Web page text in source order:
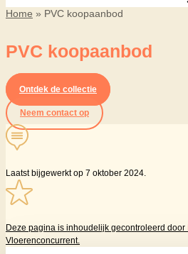
Home » PVC koopaanbod
PVC koopaanbod
Ontdek de collectie
Neem contact op
Laatst bijgewerkt op 7 oktober 2024.
Deze pagina is inhoudelijk gecontroleerd door
Vloerenconcurrent.